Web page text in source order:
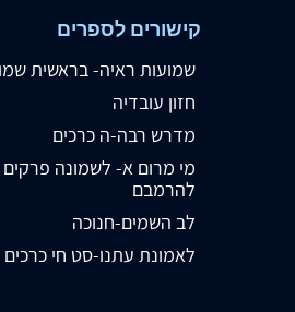
קישורים לספרים
שמועות ראיה- בראשית
חזון עובדיה
מדרש רבה-ה כרכים
מי מרום א- לשמונה פרקים
להרמבם
לב השמים-חנוכה
לאמונת עתנו-סט חי כרכים